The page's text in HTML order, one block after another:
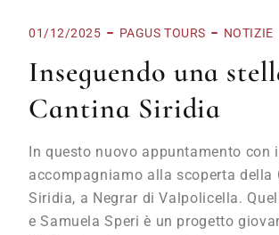
01/12/2025 PAGUS TOURS NOTIZIE
Inseguendo una
Cantina Siridia
In questo nuovo appuntamento con
accompagniamo alla scoperta della
Siridia, a Negrar di Valpolicella.
e Samuela Speri è un progetto